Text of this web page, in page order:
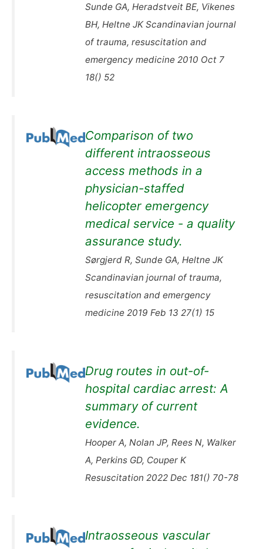
Sunde GA, Heradstveit BE, Vikenes
BH, Heltne JK Scandinavian journal
of trauma, resuscitation and
emergency medicine 2010 Oct 7
18() 52
Comparison of two
different intraosseous
access methods in a
physician-staffed
helicopter emergency
medical service - a quality
assurance study.
Sørgjerd R, Sunde GA, Heltne JK
Scandinavian journal of trauma,
resuscitation and emergency
medicine 2019 Feb 13 27(1) 15
Drug routes in out-of-
hospital cardiac arrest: A
summary of current
evidence.
Hooper A, Nolan JP, Rees N, Walker
A, Perkins GD, Couper K
Resuscitation 2022 Dec 181() 70-78
Intraosseous vascular